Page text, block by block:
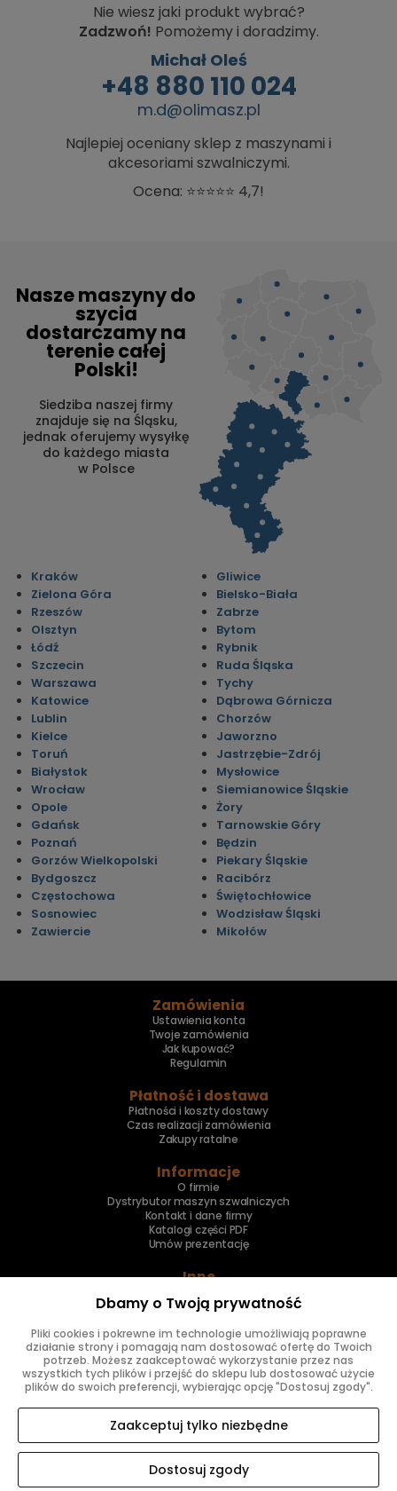
Nie wiesz jaki produkt wybrać?
Zadzwoń! Pomożemy i doradzimy.
Michał Oleś
+48 880 110 024
m.d@olimasz.pl
Najlepiej oceniany sklep z maszynami i
akcesoriami szwalniczymi.
Ocena: ⭐⭐⭐⭐⭐ 4,7!
Nasze maszyny do
szycia
dostarczamy na
terenie całej
Polski!
Siedziba naszej firmy
znajduje się na Śląsku,
jednak oferujemy wysyłkę
do każdego miasta
w Polsce
Kraków
Zielona Góra
Rzeszów
Olsztyn
Łódź
Szczecin
Warszawa
Katowice
Lublin
Kielce
Toruń
Białystok
Wrocław
Opole
Gdańsk
Poznań
Gorzów Wielkopolski
Bydgoszcz
Częstochowa
Sosnowiec
Zawiercie
Gliwice
Bielsko-Biała
Zabrze
Bytom
Rybnik
Ruda Śląska
Tychy
Dąbrowa Górnicza
Chorzów
Jaworzno
Jastrzębie-Zdrój
Mysłowice
Siemianowice Śląskie
Żory
Tarnowskie Góry
Będzin
Piekary Śląskie
Racibórz
Świętochłowice
Wodzisław Śląski
Mikołów
Zamówienia
Ustawienia konta
Twoje zamówienia
Jak kupować?
Regulamin
Płatność i dostawa
Płatności i koszty dostawy
Czas realizacji zamówienia
Zakupy ratalne
Informacje
O firmie
Dystrybutor maszyn szwalniczych
Kontakt i dane firmy
Katalogi części PDF
Umów prezentację
Inne
Naprawa maszyn
Znajdziesz nas
Dbamy o Twoją prywatność
Pliki cookies i pokrewne im technologie umożliwiają poprawne
działanie strony i pomagają nam dostosować ofertę do Twoich
potrzeb. Możesz zaakceptować wykorzystanie przez nas
wszystkich tych plików i przejść do sklepu lub dostosować użycie
plików do swoich preferencji, wybierając opcję "Dostosuj zgody".
Zaakceptuj tylko niezbędne
Dostosuj zgody